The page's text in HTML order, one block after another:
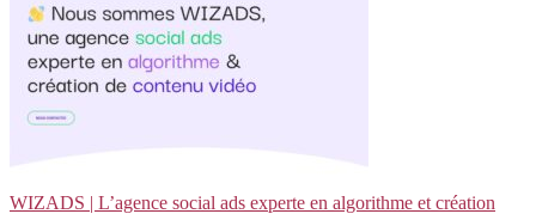
WIZADS | L’agence social ads experte en algorithme et création